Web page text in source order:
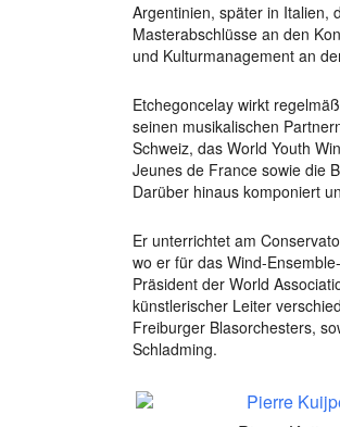
Argentinien, später in Italien,
Masterabschlüsse an den
und Kulturmanagement an
Etchegoncelay wirkt
seinen musikalischen
Schweiz, das World Youth
Jeunes de France sowie die
Darüber hinaus komponiert
Er unterrichtet am
wo er für das Wind-
Präsident der World
künstlerischer Leiter
Freiburger Blasorchesters,
Schladming.